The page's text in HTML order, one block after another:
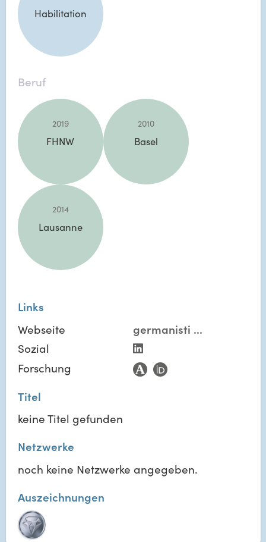
Habilitation
Beruf
2019
FHNW
2010
Basel
2014
Lausanne
Links
Webseite
germanisti ...
Sozial
Forschung
Titel
keine Titel gefunden
Netzwerke
noch keine Netzwerke angegeben.
Auszeichnungen